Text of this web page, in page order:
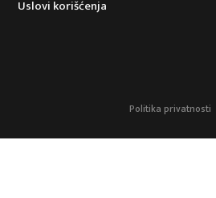
Uslovi korišćenja
Politika privatnosti